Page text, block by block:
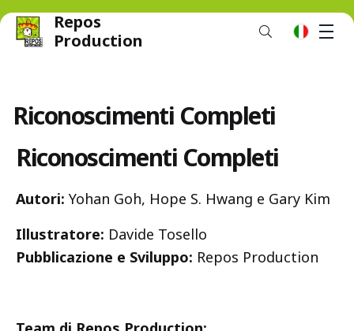
Repos
Production
it
Riconoscimenti Completi
Riconoscimenti Completi
Autori: Yohan Goh, Hope S. Hwang e Gary Kim
Illustratore: Davide Tosello
Pubblicazione e Sviluppo: Repos Production